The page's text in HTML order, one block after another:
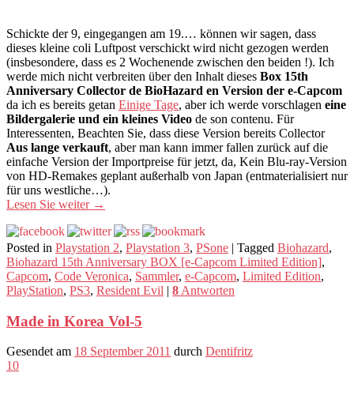
Schickte der 9, eingegangen am 19.… können wir sagen, dass
dieses kleine coli Luftpost verschickt wird nicht gezogen werden
(insbesondere, dass es 2 Wochenende zwischen den beiden !). Ich
werde mich nicht verbreiten über den Inhalt dieses Box 15th
Anniversary Collector de BioHazard en Version der e-Capcom
da ich es bereits getan Einige Tage, aber ich werde vorschlagen eine
Bildergalerie und ein kleines Video de son contenu. Für
Interessenten, Beachten Sie, dass diese Version bereits Collector
Aus lange verkauft, aber man kann immer fallen zurück auf die
einfache Version der Importpreise für jetzt, da, Kein Blu-ray-Version
von HD-Remakes geplant außerhalb von Japan (entmaterialisiert nur
für uns westliche…).
Lesen Sie weiter →
Posted in Playstation 2, Playstation 3, PSone | Tagged Biohazard,
Biohazard 15th Anniversary BOX [e-Capcom Limited Edition],
Capcom, Code Veronica, Sammler, e-Capcom, Limited Edition,
PlayStation, PS3, Resident Evil | 8 Antworten
Made in Korea Vol-5
Gesendet am 18 September 2011 durch Dentifritz
10